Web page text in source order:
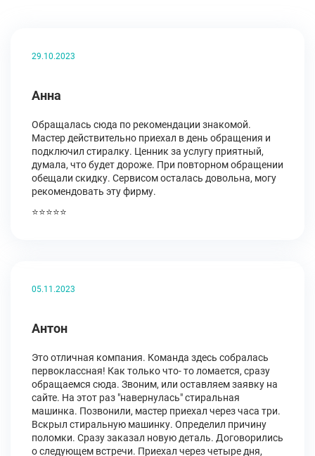
29.10.2023
Анна
Обращалась сюда по рекомендации знакомой.
Мастер действительно приехал в день обращения и
подключил стиралку. Ценник за услугу приятный,
думала, что будет дороже. При повторном обращении
обещали скидку. Сервисом осталась довольна, могу
рекомендовать эту фирму.
⭐⭐⭐⭐⭐
05.11.2023
Антон
Это отличная компания. Команда здесь собралась
первоклассная! Как только что- то ломается, сразу
обращаемся сюда. Звоним, или оставляем заявку на
сайте. На этот раз "навернулась" стиральная
машинка. Позвонили, мастер приехал через часа три.
Вскрыл стиральную машинку. Определил причину
поломки. Сразу заказал новую деталь. Договорились
о следующем встречи. Приехал через четыре дня,